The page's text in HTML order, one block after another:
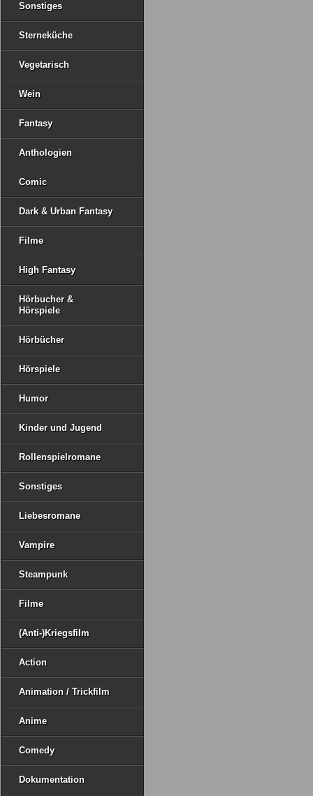
Sonstiges
Sterneküche
Vegetarisch
Wein
Fantasy
Anthologien
Comic
Dark & Urban Fantasy
Filme
High Fantasy
Hörbucher &
Hörspiele
Hörbücher
Hörspiele
Humor
Kinder und Jugend
Rollenspielromane
Sonstiges
Liebesromane
Vampire
Steampunk
Filme
(Anti-)Kriegsfilm
Action
Animation / Trickfilm
Anime
Comedy
Dokumentation